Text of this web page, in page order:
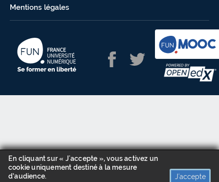
En cliquant sur « J'accepte », vous activez un
cookie uniquement destiné à la mesure
d’audience.
J'accepte
Mentions légales